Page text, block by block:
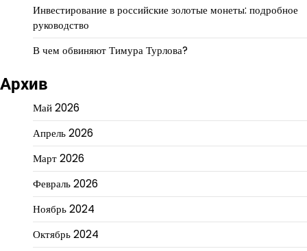
Инвестирование в российские золотые монеты: подробное
руководство
В чем обвиняют Тимура Турлова?
Архив
Май 2026
Апрель 2026
Март 2026
Февраль 2026
Ноябрь 2024
Октябрь 2024